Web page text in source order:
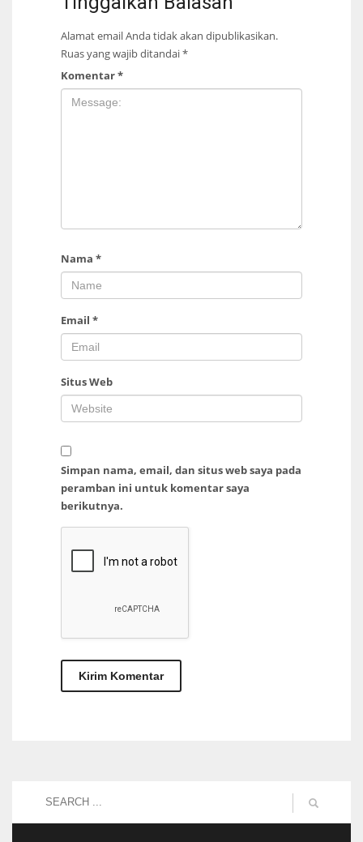
Alamat email Anda tidak akan dipublikasikan.
Ruas yang wajib ditandai*
Komentar*
Nama *
Email *
Situs Web
Simpan nama, email, dan situs web saya pada
peramban ini untuk komentar saya
berikutnya.